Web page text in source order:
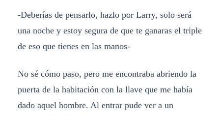
-Deberías de pensarlo, hazlo por Larry, solo será
una noche y estoy segura de que te ganaras el triple
de eso que tienes en las manos-
No sé cómo paso, pero me encontraba abriendo la
puerta de la habitación con la llave que me había
dado aquel hombre. Al entrar pude ver a un